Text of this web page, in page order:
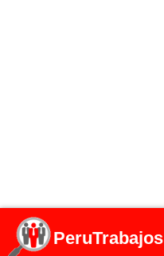
PeruTrabajos